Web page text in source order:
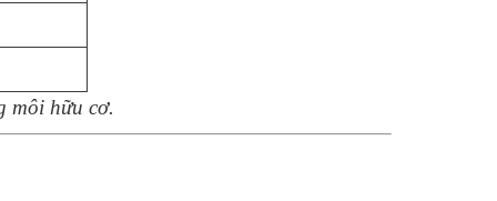
môi hữu cơ.